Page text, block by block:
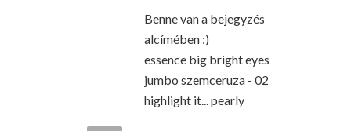
Benne van a bejegyzés
alcímében :)
essence big bright eyes
jumbo szemceruza - 02
highlight it... pearly